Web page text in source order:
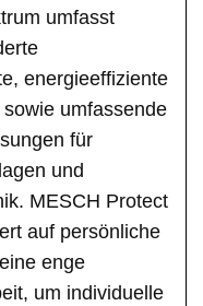
umfasst
energieeffiziente
umfassende
für
und
MESCH Protect
auf persönliche
enge
um individuelle